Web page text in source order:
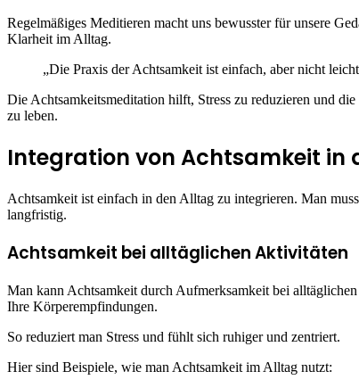
Regelmäßiges Meditieren macht uns bewusster für unsere
Klarheit im Alltag.
„Die Praxis der Achtsamkeit ist einfach, aber nicht
Die Achtsamkeitsmeditation hilft, Stress zu reduzieren und
zu leben.
Integration von Achtsamkeit in
Achtsamkeit ist einfach in den Alltag zu integrieren. Man
langfristig.
Achtsamkeit bei alltäglichen Aktivitäten
Man kann Achtsamkeit durch Aufmerksamkeit bei
Ihre Körperempfindungen.
So reduziert man Stress und fühlt sich ruhiger und zentriert.
Hier sind Beispiele, wie man Achtsamkeit im Alltag nutzt: